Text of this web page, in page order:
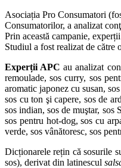
Asociația Pro Consumatori
Consumatorilor, a analizat
Prin această campanie,
Studiul a fost realizat de către
Experții APCau analizat
remoulade, sos curry, sos
aromatic japonez cu susan,
sos cu ton şi capere, sos de
sos indian, sos de muştar, sos
sos pentru hot-dog, sos cu
verde, sos vânătoresc, sos
Dicționarele rețin că sosurile
sos), derivat din latinescul